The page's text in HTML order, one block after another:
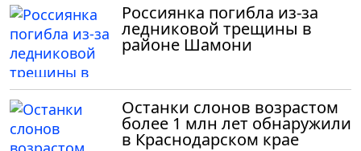
Россиянка погибла из-за
ледниковой трещины в
районе Шамони
Останки слонов возрастом
более 1 млн лет обнаружили
в Краснодарском крае